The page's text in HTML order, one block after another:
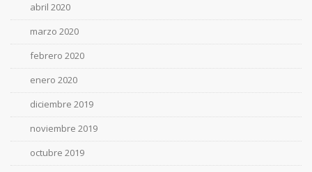
abril 2020
marzo 2020
febrero 2020
enero 2020
diciembre 2019
noviembre 2019
octubre 2019